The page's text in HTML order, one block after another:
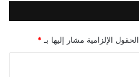
الحقول الإلزامية مشار إليها بـ *